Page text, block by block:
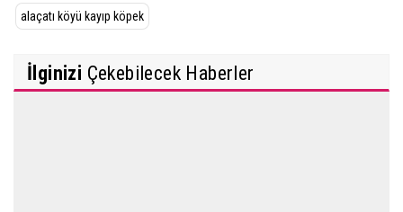
alaçatı köyü kayıp köpek
İlginizi Çekebilecek Haberler